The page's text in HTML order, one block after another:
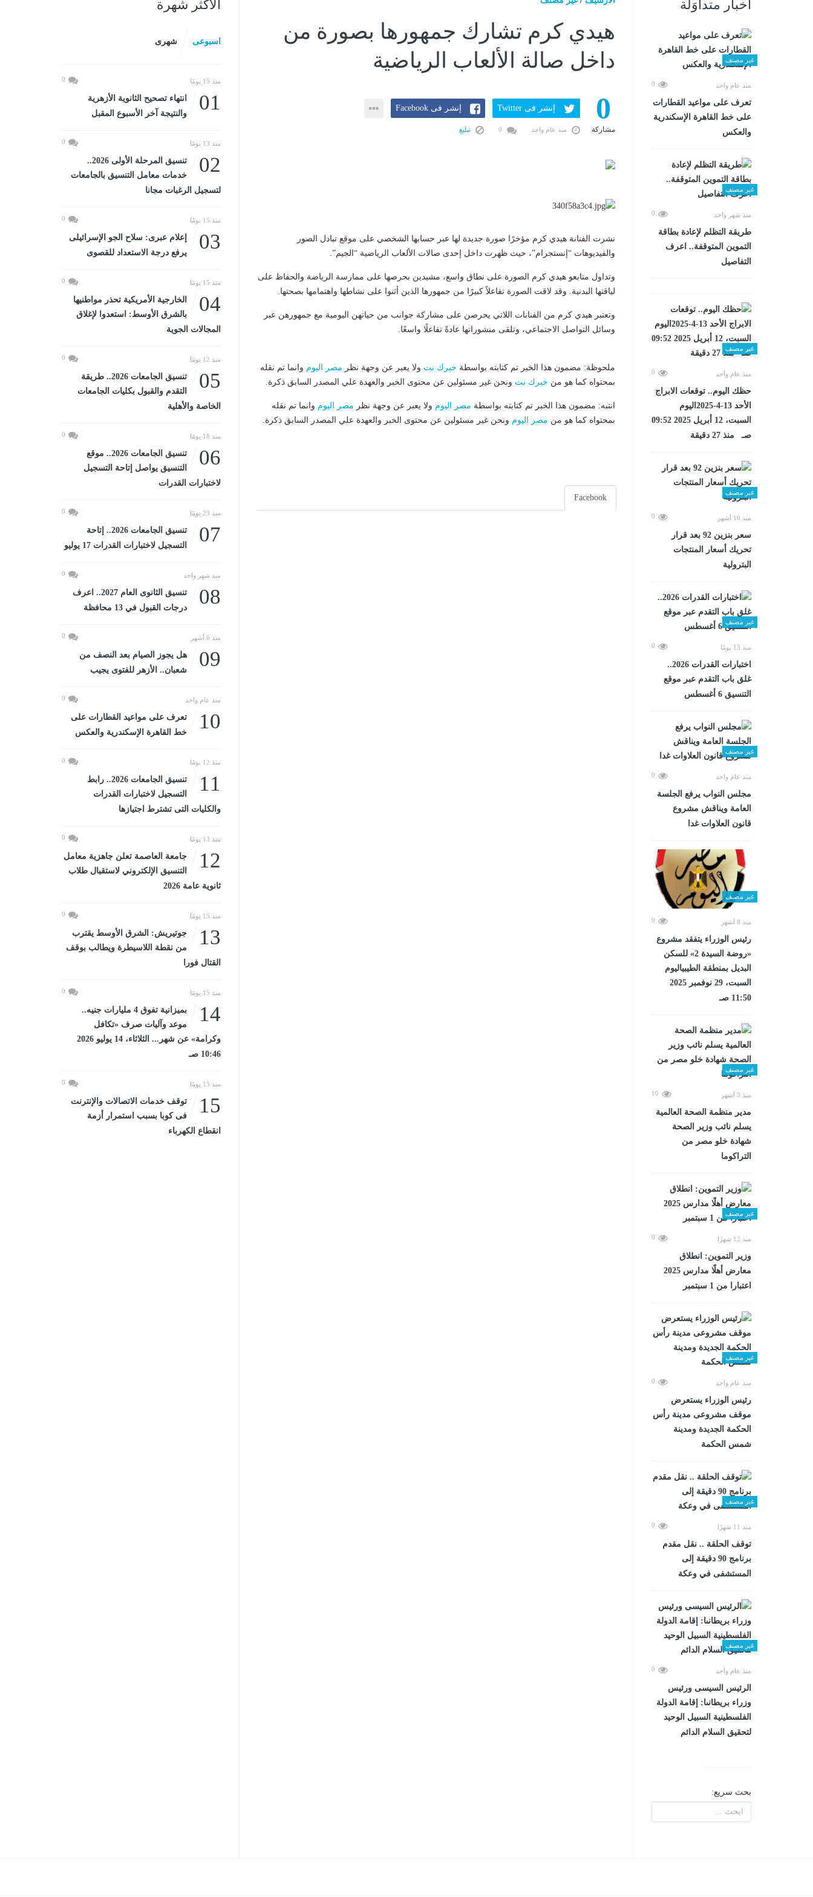
أخبار متداوَلة
غير مصنف
منذ عام واحد 0
تعرف على مواعيد القطارات
على خط القاهرة الإسكندرية
والعكس
غير مصنف
منذ شهر واحد 0
طريقة التظلم لإعادة بطاقة
التموين المتوقفة.. اعرف
التفاصيل
غير مصنف
منذ عام واحد 0
حظك اليوم.. توقعات الابراج
الأحد 13-4-2025اليوم
السبت، 12 أبريل 2025 09:52
صـ منذ 27 دقيقة
غير مصنف
منذ 10 أشهر 0
سعر بنزين 92 بعد قرار
تحريك أسعار المنتجات
البترولية
غير مصنف
منذ 13 يومًا 0
اختبارات القدرات 2026..
غلق باب التقدم عبر موقع
التنسيق 6 أغسطس
غير مصنف
منذ عام واحد 0
مجلس النواب يرفع الجلسة
العامة ويناقش مشروع
قانون العلاوات غدا
غير مصنف
منذ 8 أشهر 0
رئيس الوزراء يتفقد مشروع
«روضة السيدة 2» للسكن
البديل بمنطقة الطيبياليوم
السبت، 29 نوفمبر 2025
11:50 صـ
غير مصنف
منذ 3 أشهر 10
مدير منظمة الصحة العالمية
يسلم نائب وزير الصحة
شهادة خلو مصر من
التراكوما
غير مصنف
منذ 12 شهرًا 0
وزير التموين: انطلاق
معارض أهلًا مدارس 2025
اعتبارا من 1 سبتمبر
غير مصنف
منذ عام واحد 0
رئيس الوزراء يستعرض
موقف مشروعى مدينة رأس
الحكمة الجديدة ومدينة
شمس الحكمة
غير مصنف
منذ 11 شهرًا 0
توقف الحلقة .. نقل مقدم
برنامج 90 دقيقة إلى
المستشفى في وعكة
غير مصنف
منذ عام واحد 0
الرئيس السيسى ورئيس
وزراء بريطانىا: إقامة الدولة
الفلسطينية السبيل الوحيد
لتحقيق السلام الدائم
بحث سريع:
هيدي كرم تشارك جمهورها بصورة من
داخل صالة الألعاب الرياضية
0
مشاركة
إنشر فى Twitter إنشر فى Facebook
منذ عام واحد تبليغ
نشرت الفنانة هيدي كرم مؤخرًا صورة جديدة لها عبر حسابها الشخصي على موقع تبادل الصور
والفيديوهات “إنستجرام”، حيث ظهرت داخل إحدى صالات الألعاب الرياضية “الجيم”.
وتداول متابعو هيدي كرم الصورة على نطاق واسع، مشيدين بحرصها على ممارسة الرياضة والحفاظ على
لياقتها البدنية. وقد لاقت الصورة تفاعلاً كبيرًا من جمهورها الذين أثنوا على نشاطها واهتمامها بصحتها.
وتعتبر هيدي كرم من الفنانات اللاتي يحرصن على مشاركة جوانب من حياتهن اليومية مع جمهورهن عبر
وسائل التواصل الاجتماعي، وتلقى منشوراتها عادةً تفاعلًا واسعًا.
ملحوظة: مضمون هذا الخبر تم كتابته بواسطة خبرك نت ولا يعبر عن وجهة نظر مصر اليوم وانما تم نقله
بمحتواه كما هو من خبرك نت ونحن غير مسئولين عن محتوى الخبر والعهدة علي المصدر السابق ذكرة.
انتبه: مضمون هذا الخبر تم كتابته بواسطة مصر اليوم ولا يعبر عن وجهة نظر مصر اليوم وانما تم نقله
بمحتواه كما هو من مصر اليوم ونحن غير مسئولين عن محتوى الخبر والعهدة علي المصدر السابق ذكرة.
Facebook
الأكثر شهرة
اسبوعى شهرى
منذ 15 يومًا 0
01
انتهاء تصحيح الثانوية الأزهرية
والنتيجة آخر الأسبوع المقبل
منذ 13 يومًا 0
02
تنسيق المرحلة الأولى 2026..
خدمات معامل التنسيق بالجامعات
لتسجيل الرغبات مجانا
منذ 15 يومًا 0
03
إعلام عبرى: سلاح الجو الإسرائيلى
يرفع درجة الاستعداد للقصوى
منذ 15 يومًا 0
04
الخارجية الأمريكية تحذر مواطنيها
بالشرق الأوسط: استعدوا لإغلاق
المجالات الجوية
منذ 12 يومًا 0
05
تنسيق الجامعات 2026.. طريقة
التقدم والقبول بكليات الجامعات
الخاصة والأهلية
منذ 18 يومًا 0
06
تنسيق الجامعات 2026.. موقع
التنسيق يواصل إتاحة التسجيل
لاختبارات القدرات
منذ 23 يومًا 0
07
تنسيق الجامعات 2026.. إتاحة
التسجيل لاختبارات القدرات 17 يوليو
منذ شهر واحد 0
08
تنسيق الثانوى العام 2027.. اعرف
درجات القبول في 13 محافظة
منذ 6 أشهر 0
09
هل يجوز الصيام بعد النصف من
شعبان.. الأزهر للفتوى يجيب
منذ عام واحد 0
10
تعرف على مواعيد القطارات على
خط القاهرة الإسكندرية والعكس
منذ 12 يومًا 0
11
تنسيق الجامعات 2026.. رابط
التسجيل لاختبارات القدرات
والكليات التى تشترط اجتيازها
منذ 13 يومًا 0
12
جامعة العاصمة تعلن جاهزية معامل
التنسيق الإلكتروني لاستقبال طلاب
ثانوية عامة 2026
منذ 15 يومًا 0
13
جوتيريش: الشرق الأوسط يقترب
من نقطة اللاسيطرة ويطالب بوقف
القتال فورا
منذ 15 يومًا 0
14
بميزانية تفوق 4 مليارات جنيه..
موعد وآليات صرف «تكافل
وكرامة» عن شهر... الثلاثاء، 14 يوليو 2026
10:46 صـ
منذ 15 يومًا 0
15
توقف خدمات الاتصالات والإنترنت
فى كوبا بسبب استمرار أزمة
انقطاع الكهرباء